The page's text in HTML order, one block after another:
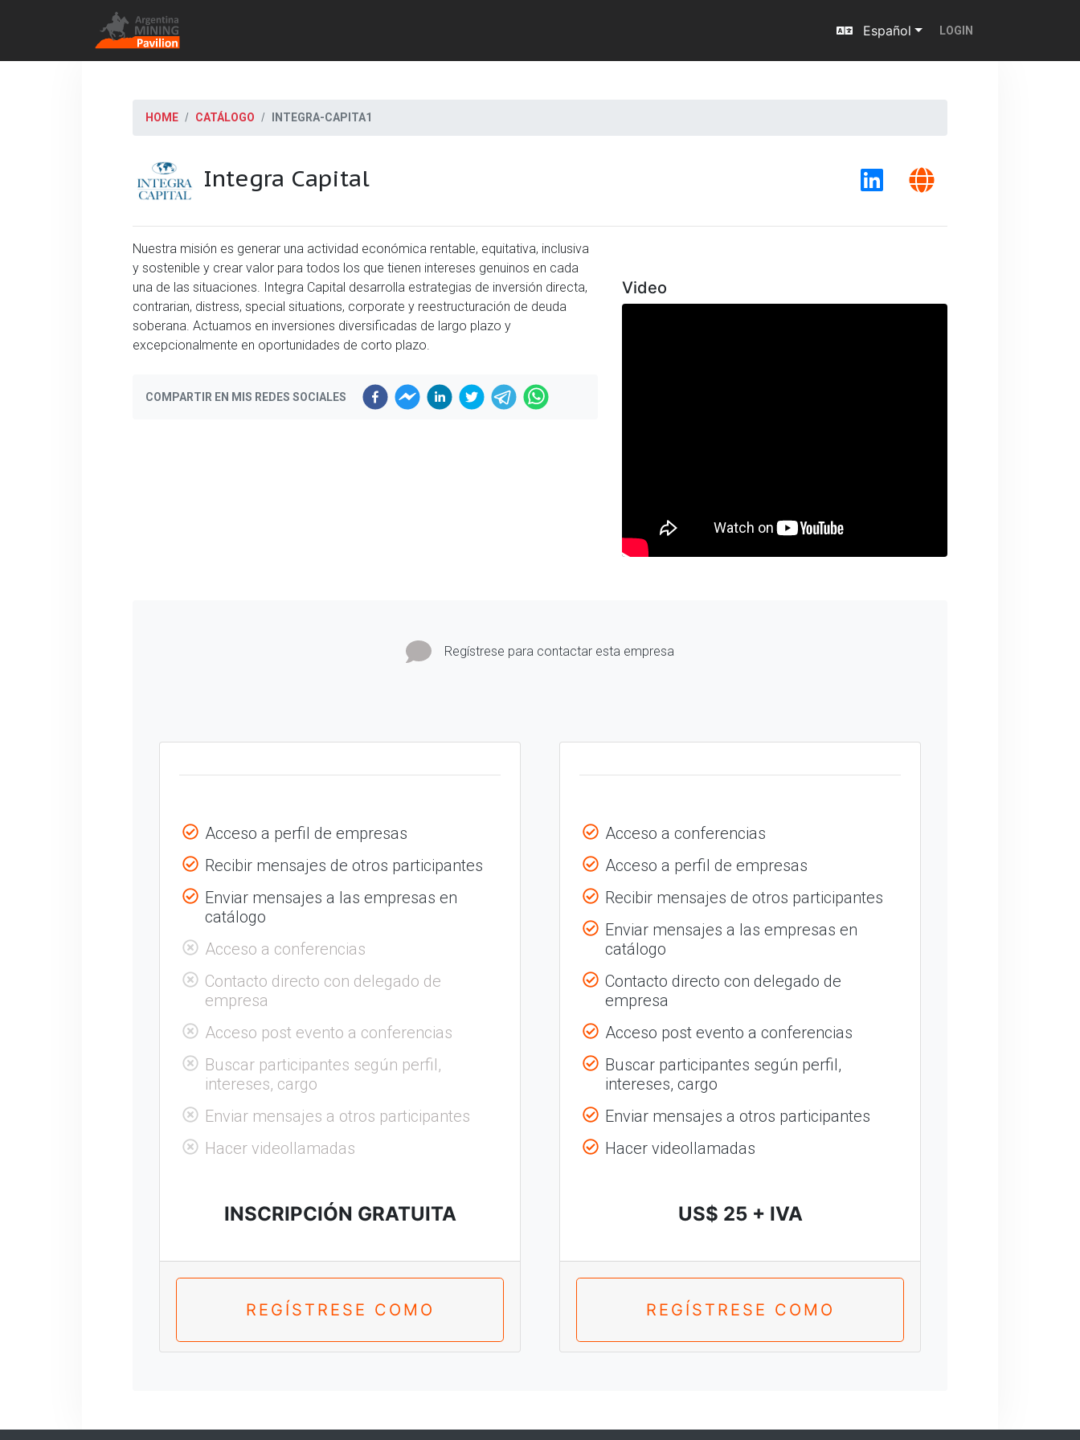
Español LOGIN
HOME CATÁLOGO INTEGRA-CAPITA1
Integra Capital
Nuestra misión es generar una actividad económica rentable, equitativa, inclusiva
y sostenible y crear valor para todos los que tienen intereses genuinos en cada
una de las situaciones. Integra Capital desarrolla estrategias de inversión directa,
contrarian, distress, special situations, corporate y reestructuración de deuda
soberana. Actuamos en inversiones diversificadas de largo plazo y
excepcionalmente en oportunidades de corto plazo.
COMPARTIR EN MIS REDES SOCIALES
Video
Regístrese para contactar esta empresa
Acceso a perfil de empresas
Recibir mensajes de otros participantes
Enviar mensajes a las empresas en
catálogo
Acceso a conferencias
Contacto directo con delegado de
empresa
Acceso post evento a conferencias
Buscar participantes según perfil,
intereses, cargo
Enviar mensajes a otros participantes
Hacer videollamadas
INSCRIPCIÓN GRATUITA
REGÍSTRESE COMO
Acceso a conferencias
Acceso a perfil de empresas
Recibir mensajes de otros participantes
Enviar mensajes a las empresas en
catálogo
Contacto directo con delegado de
empresa
Acceso post evento a conferencias
Buscar participantes según perfil,
intereses, cargo
Enviar mensajes a otros participantes
Hacer videollamadas
US$ 25 + IVA
REGÍSTRESE COMO